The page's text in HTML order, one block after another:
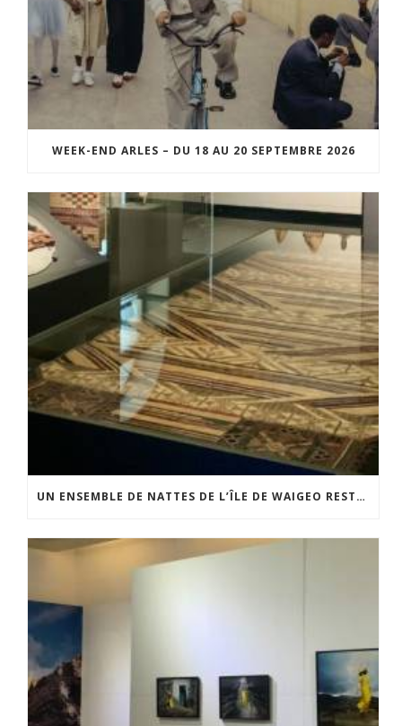
WEEK-END ARLES – DU 18 AU 20 SEPTEMBRE 2026
UN ENSEMBLE DE NATTES DE L’ÎLE DE WAIGEO RESTAURÉ GRÂCE AU SOUTIEN DU CERCLE LÉVI-STRAUSS